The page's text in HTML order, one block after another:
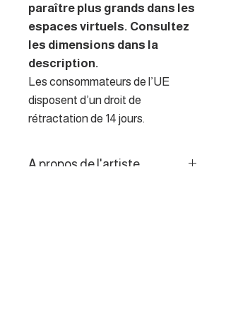
paraître plus grands dans les
espaces virtuels. Consultez
les dimensions dans la
description.
Les consommateurs de l’UE
disposent d’un droit de
rétractation de 14 jours.
A propos de l'artiste